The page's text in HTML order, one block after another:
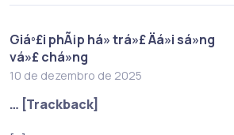
Giáº£i phÃ¡p há» trá»£ Äá»i sá»ng
vá»£ chá»ng
10 de dezembro de 2025
… [Trackback]